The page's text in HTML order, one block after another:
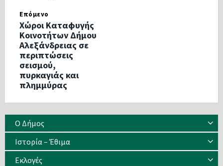
Επόμενο
Χώροι Καταφυγής
Κοινοτήτων Δήμου
Αλεξάνδρειας σε
περιπτώσεις
σεισμού,
πυρκαγιάς και
πλημμύρας
Ο Δήμος
Ιστορία – Έθιμα
Eκλογές